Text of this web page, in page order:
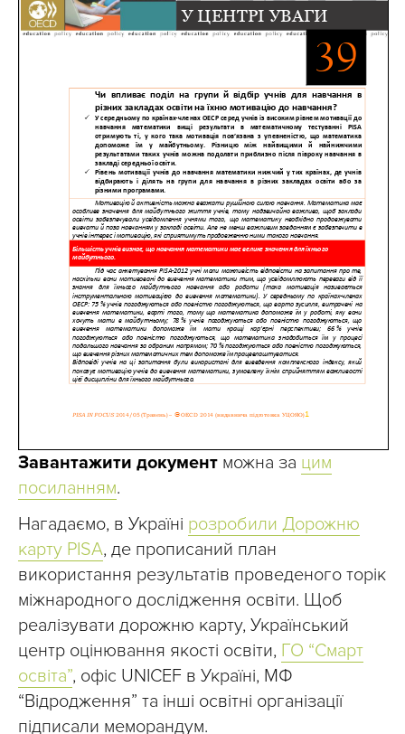
Завантажити документ можна за цим
посиланням.
Нагадаємо, в Україні розробили Дорожню
карту PISA, де прописаний план
використання результатів проведеного торік
міжнародного дослідження освіти. Щоб
реалізувати дорожню карту, Український
центр оцінювання якості освіти, ГО “Смарт
освіта”, офіс UNICEF в Україні, МФ
“Відродження” та інші освітні організації
підписали меморандум.